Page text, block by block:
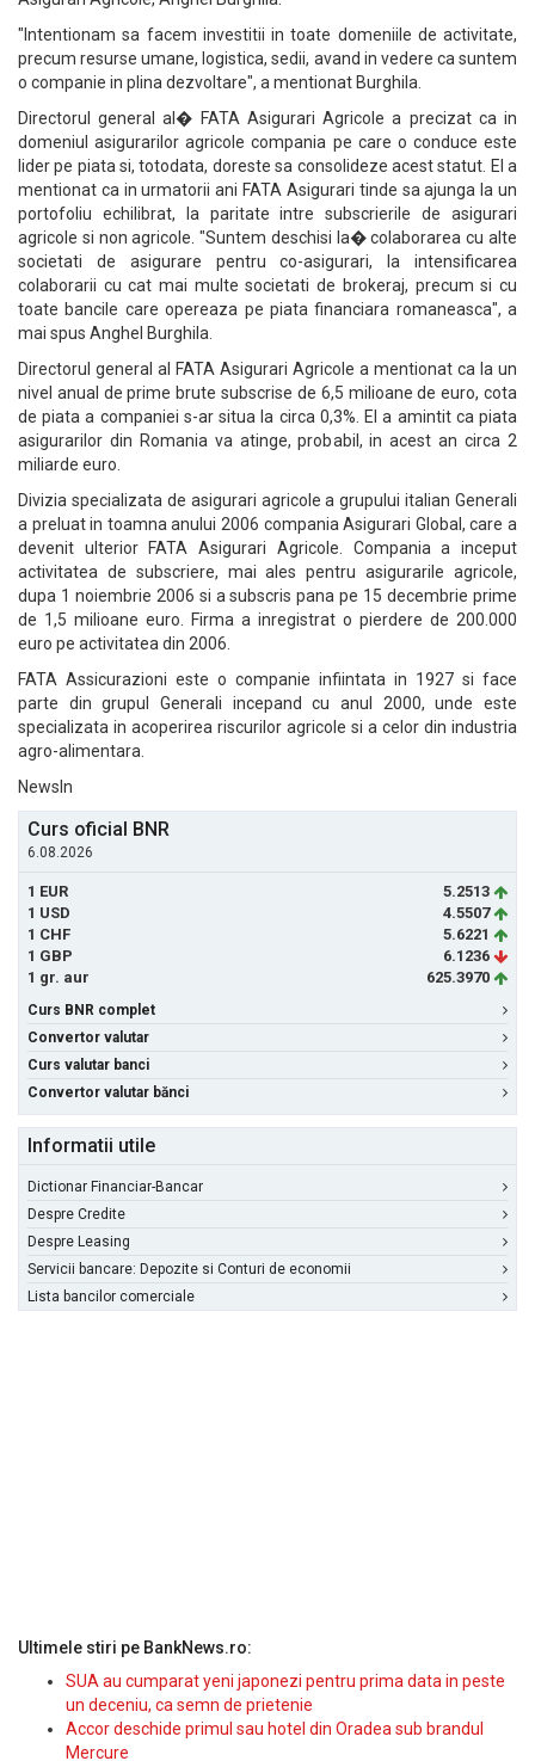
"Intentionam sa facem investitii in toate domeniile de activitate,
precum resurse umane, logistica, sedii, avand in vedere ca suntem
o companie in plina dezvoltare", a mentionat Burghila.
Directorul general al� FATA Asigurari Agricole a precizat ca in
domeniul asigurarilor agricole compania pe care o conduce este
lider pe piata si, totodata, doreste sa consolideze acest statut. El a
mentionat ca in urmatorii ani FATA Asigurari tinde sa ajunga la un
portofoliu echilibrat, la paritate intre subscrierile de asigurari
agricole si non agricole. "Suntem deschisi la� colaborarea cu alte
societati de asigurare pentru co-asigurari, la intensificarea
colaborarii cu cat mai multe societati de brokeraj, precum si cu
toate bancile care opereaza pe piata financiara romaneasca", a
mai spus Anghel Burghila.
Directorul general al FATA Asigurari Agricole a mentionat ca la un
nivel anual de prime brute subscrise de 6,5 milioane de euro, cota
de piata a companiei s-ar situa la circa 0,3%. El a amintit ca piata
asigurarilor din Romania va atinge, probabil, in acest an circa 2
miliarde euro.
Divizia specializata de asigurari agricole a grupului italian Generali
a preluat in toamna anului 2006 compania Asigurari Global, care a
devenit ulterior FATA Asigurari Agricole. Compania a inceput
activitatea de subscriere, mai ales pentru asigurarile agricole,
dupa 1 noiembrie 2006 si a subscris pana pe 15 decembrie prime
de 1,5 milioane euro. Firma a inregistrat o pierdere de 200.000
euro pe activitatea din 2006.
FATA Assicurazioni este o companie infiintata in 1927 si face
parte din grupul Generali incepand cu anul 2000, unde este
specializata in acoperirea riscurilor agricole si a celor din industria
agro-alimentara.
NewsIn
Curs oficial BNR
6.08.2026
1 EUR
5.2513
1 USD
4.5507
1 CHF
5.6221
1 GBP
6.1236
1 gr. aur
625.3970
Curs BNR complet
Convertor valutar
Curs valutar banci
Convertor valutar bănci
Informatii utile
Dictionar Financiar-Bancar
Despre Credite
Despre Leasing
Servicii bancare: Depozite si Conturi de economii
Lista bancilor comerciale
Ultimele stiri pe BankNews.ro:
SUA au cumparat yeni japonezi pentru prima data in peste
un deceniu, ca semn de prietenie
Accor deschide primul sau hotel din Oradea sub brandul
Mercure